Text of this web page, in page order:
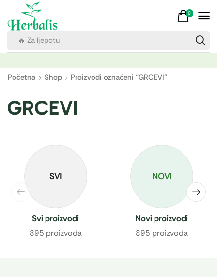
🔥 Za ljepotu
0
Početna Shop Proizvodi označeni “GRCEVI”
GRCEVI
SVI
Svi proizvodi
895 proizvoda
NOVI
Novi proizvodi
895 proizvoda